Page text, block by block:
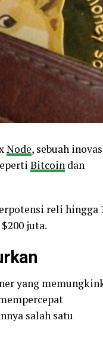
Node, sebuah
Bitcoin dan
reli hingga
juta.
yang
salah satu